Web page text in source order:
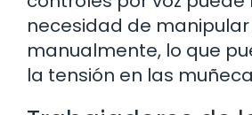
necesidad de
manualmente, lo que
la tensión en las